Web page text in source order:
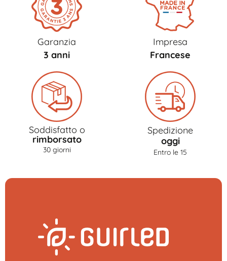
Garanzia
3 anni
Impresa
Francese
Soddisfatto o
rimborsato
30 giorni
Spedizione
oggi
Entro le 15